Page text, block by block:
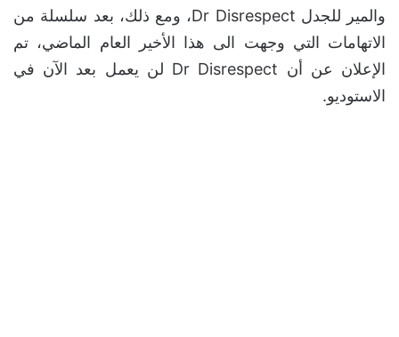
والمير للجدل Dr Disrespect، ومع ذلك، بعد سلسلة من
الاتهامات التي وجهت الى هذا الأخير العام الماضي، تم
الإعلان عن أن Dr Disrespect لن يعمل بعد الآن في
الاستوديو.